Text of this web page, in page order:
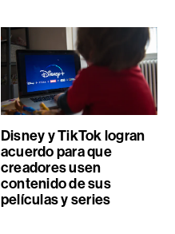
Disney y TikTok logran
acuerdo para que
creadores usen
contenido de sus
películas y series